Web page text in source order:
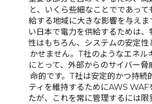
と、いくら些細なことでであって
給する地域に大きな影響を与えま
い日本で電力を供給するためは、
性はもちろん、システムの安定性
かせません。T社のようなエネル
にとって、外部からのサイバー脅
命的です。T社は安定的かつ持続
ティを維持するためにAWS WAF
たが、これを常に管理するには限